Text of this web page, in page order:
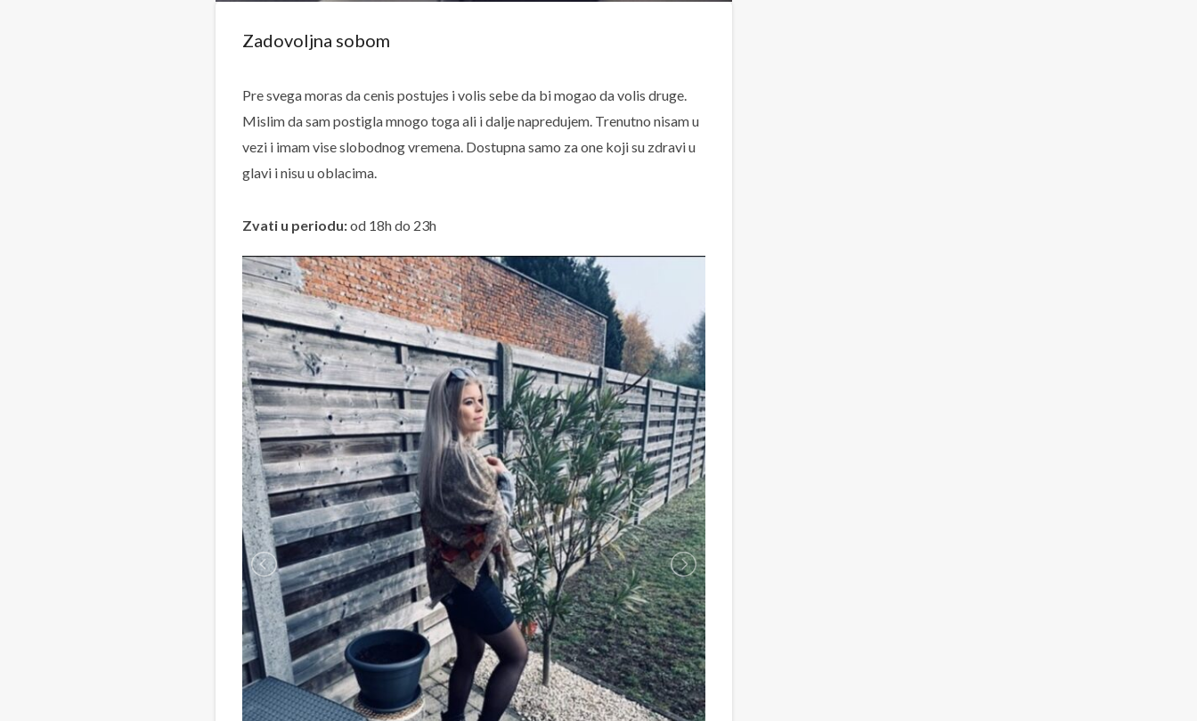
Zadovoljna sobom
Pre svega moras da cenis postujes i volis sebe da bi mogao da volis druge.
Mislim da sam postigla mnogo toga ali i dalje napredujem. Trenutno nisam u
vezi i imam vise slobodnog vremena. Dostupna samo za one koji su zdravi u
glavi i nisu u oblacima.
Zvati u periodu:od 18h do 23h